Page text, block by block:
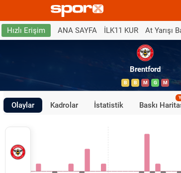
Hızlı Erişim ANA SAYFA İLK11 KUR At Yarışı
Brentford
B B M G M
Olaylar Kadrolar İstatistik Baskı